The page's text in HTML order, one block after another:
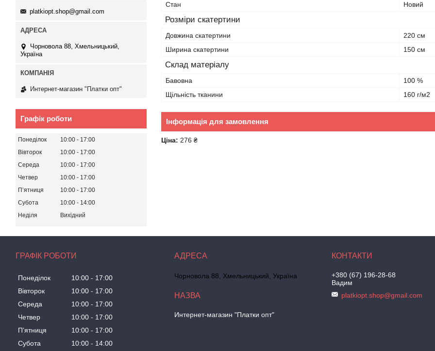
Стан
Новий
Розміри скатертини
Довжина скатертини
220 см
Ширина скатертини
150 см
Склад матеріалу
Бавовна
100 %
Щільність тканини
160 г/м2
Інформація для замовлення
Ціна: 276 ₴
platkiopt.shop@gmail.com
Чорновола 88, Хмельницький,
Україна
Интернет-магазин "Платки опт"
Графік роботи
Понеділок 10:00
17:00
Вівторок
10:00
17:00
Середа
10:00
17:00
Четвер
10:00
17:00
Пʼятниця
10:00
17:00
Субота
10:00
14:00
Неділя
Вихідний
ГРАФІК РОБОТИ
Понеділок 10:00
17:00
Вівторок
10:00
17:00
Середа
10:00
17:00
Четвер
10:00
17:00
Пʼятниця
10:00
17:00
Субота
10:00 14:00
Чорновола 88, Хмельницький, Україна
Интернет-магазин "Платки опт"
+380 (67) 196-28-68
Вадим
platkiopt.shop@gmail.com